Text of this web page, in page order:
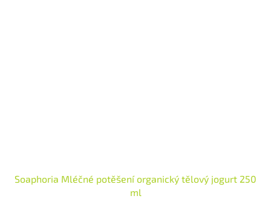
Soaphoria Mléčné potěšení organický tělový jogurt 250
ml